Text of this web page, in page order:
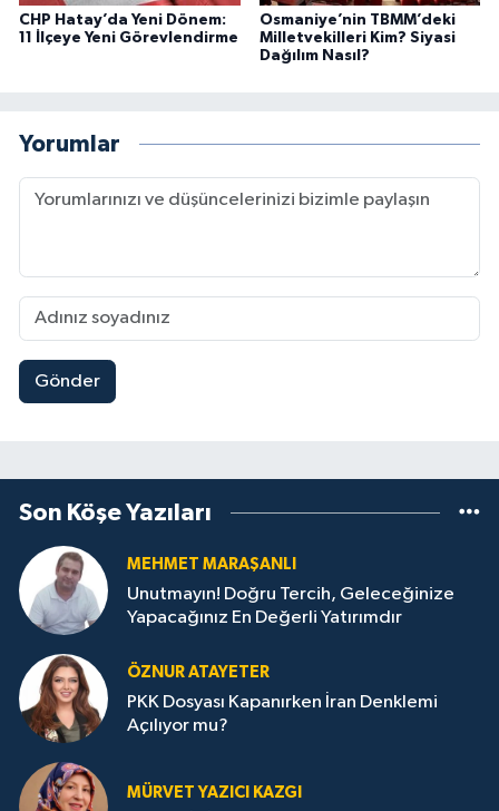
CHP Hatay’da Yeni Dönem:
11 İlçeye Yeni Görevlendirme
Osmaniye’nin TBMM’deki
Milletvekilleri Kim? Siyasi
Dağılım Nasıl?
Yorumlar
Gönder
Son Köşe Yazıları
MEHMET MARAŞANLI
Unutmayın! Doğru Tercih, Geleceğinize
Yapacağınız En Değerli Yatırımdır
ÖZNUR ATAYETER
PKK Dosyası Kapanırken İran Denklemi
Açılıyor mu?
MÜRVET YAZICI KAZGI